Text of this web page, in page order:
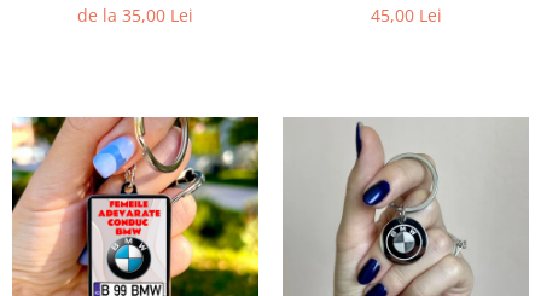
de la 35,00 Lei
45,00 Lei